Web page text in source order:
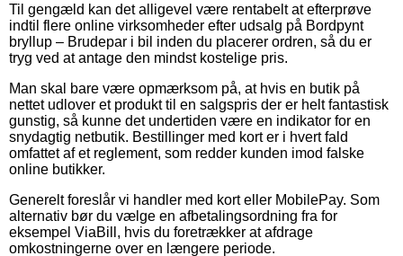
Til gengæld kan det alligevel være rentabelt at efterprøve
indtil flere online virksomheder efter udsalg på Bordpynt
bryllup – Brudepar i bil inden du placerer ordren, så du er
tryg ved at antage den mindst kostelige pris.
Man skal bare være opmærksom på, at hvis en butik på
nettet udlover et produkt til en salgspris der er helt fantastisk
gunstig, så kunne det undertiden være en indikator for en
snydagtig netbutik. Bestillinger med kort er i hvert fald
omfattet af et reglement, som redder kunden imod falske
online butikker.
Generelt foreslår vi handler med kort eller MobilePay. Som
alternativ bør du vælge en afbetalingsordning fra for
eksempel ViaBill, hvis du foretrækker at afdrage
omkostningerne over en længere periode.